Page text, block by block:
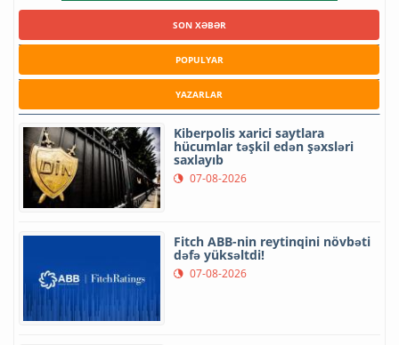
SON XƏBƏR
POPULYAR
YAZARLAR
Kiberpolis xarici saytlara
hücumlar təşkil edən şəxsləri
saxlayıb
07-08-2026
Fitch ABB-nin reytinqini növbəti
dəfə yüksəltdi!
07-08-2026